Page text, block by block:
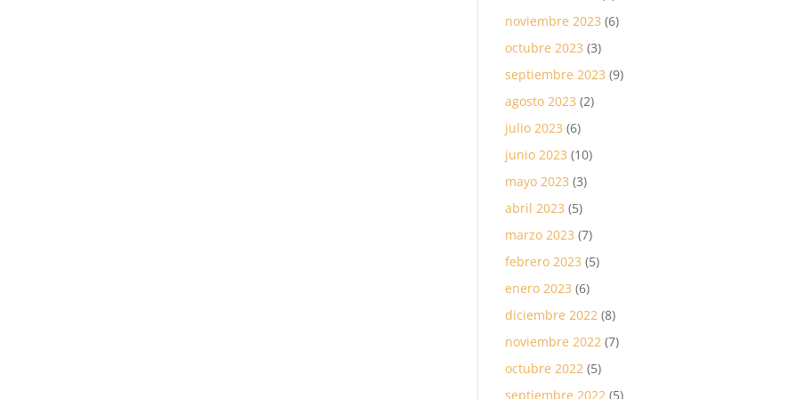
noviembre 2023 (6)
octubre 2023 (3)
septiembre 2023 (9)
agosto 2023 (2)
julio 2023 (6)
junio 2023 (10)
mayo 2023 (3)
abril 2023 (5)
marzo 2023 (7)
febrero 2023 (5)
enero 2023 (6)
diciembre 2022 (8)
noviembre 2022 (7)
octubre 2022 (5)
septiembre 2022 (5)